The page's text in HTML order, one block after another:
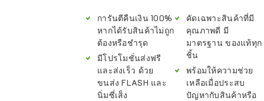
การันตีคืนเงิน 100%
หากได้รับสินค้าไม่ถูก
ต้องหรือชำรุด
มีโปรโมชั่นส่งฟรี
และส่งเร็ว ด้วย
ขนส่ง FLASH และ
นิ่มซี่เส็ง
คัดเฉพาะสินค้าที่มี
คุณภาพดี มี
มาตรฐาน ของแท้ทุก
ชิ้น
พร้อมให้ความช่วย
เหลือเมื่อประสบ
ปัญหากับสินค้าหรือ